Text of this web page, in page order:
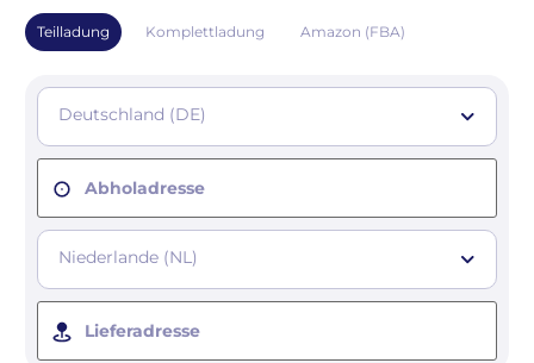
Teilladung Komplettladung Amazon (FBA)
Deutschland (DE)
Abholadresse
Niederlande (NL)
Lieferadresse